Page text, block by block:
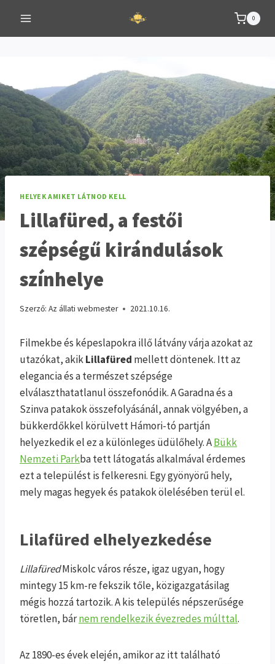
content
0
HELYEK AMIKET LÁTNOD KELL
Lillafüred, a festői
szépségű kirándulások
színhelye
Szerző: Az állati webmester 2021.10.16.
Filmekbe és képeslapokra illő látvány várja azokat az
utazókat, akikLillafüred mellett döntenek. Itt az
elegancia és a természet szépsége
elválaszthatatlanul összefonódik. A Garadna és a
Szinva patakok összefolyásánál, annak völgyében, a
bükkerdőkkel körülvett Hámori-tó partján
helyezkedik el ez a különleges üdülőhely. ABükk
Nemzeti Parkba tett látogatás alkalmával érdemes
ezt a települést is felkeresni. Egy gyönyörű hely,
mely magas hegyek és patakok ölelésében terül el.
Lilafüred elhelyezkedése
LillafüredMiskolc város része, igaz ugyan, hogy
mintegy 15 km-re fekszik tőle, közigazgatásilag
mégis hozzá tartozik. A kis település népszerűsége
töretlen, bárnem rendelkezik évezredes múlttal.
Az 1890-es évek elején, amikor az itt található